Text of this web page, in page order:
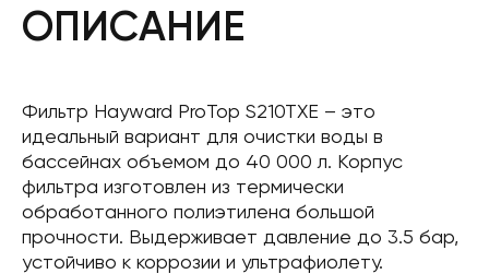
ОПИСАНИЕ
Фильтр Hayward ProTop S210TXE – это
идеальный вариант для очистки воды в
бассейнах объемом до 40 000 л. Корпус
фильтра изготовлен из термически
обработанного полиэтилена большой
прочности. Выдерживает давление до 3.5 бар,
устойчиво к коррозии и ультрафиолету.